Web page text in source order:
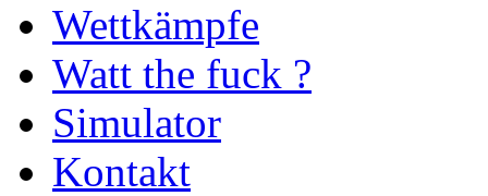
Wettkämpfe
Watt the fuck ?
Simulator
Kontakt